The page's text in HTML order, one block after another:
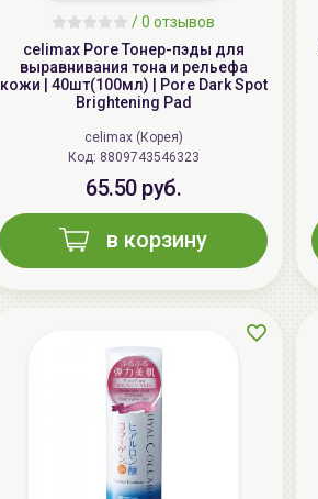
/0 отзывов
celimax Pore Тонер-пэды для
выравнивания тона и рельефа
кожи | 40шт(100мл) | Pore Dark Spot
Brightening Pad
celimax (Корея)
Код: 8809743546323
65.50 руб.
в корзину